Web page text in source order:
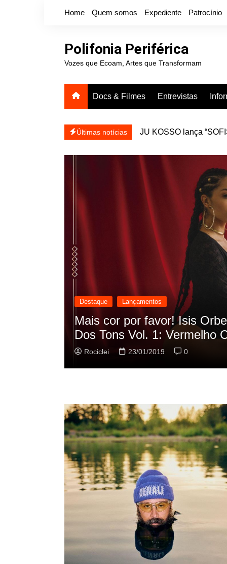
Home Quem somos Expediente Patrocínio
Polifonia Periférica
Vozes que Ecoam, Artes que Transformam
Docs & Filmes Entrevistas
Últimas notícias
ea coragem de se Projota relança a
Destaque Lançamentos
Rashid vai buscar nos HQs
sua nova música
Rociclei 22/01/2019 0